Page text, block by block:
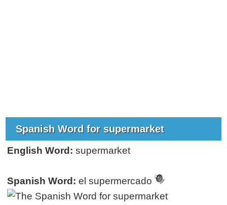
Spanish Word for supermarket
English Word: supermarket
Spanish Word: el supermercado